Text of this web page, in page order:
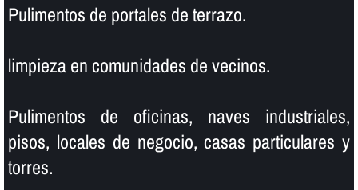
Pulimentos de portales de terrazo.
limpieza en comunidades de vecinos.
Pulimentos de oficinas, naves industriales,
pisos, locales de negocio, casas particulares y
torres.